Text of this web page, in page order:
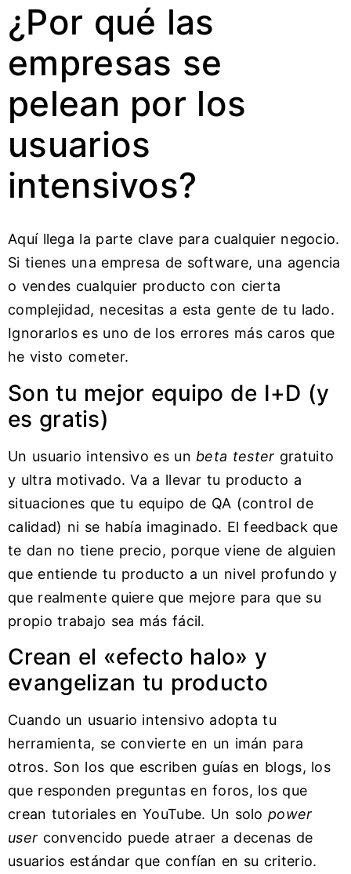
¿Por qué las
empresas se
pelean por los
usuarios
intensivos?
Aquí llega la parte clave para cualquier negocio.
Si tienes una empresa de software, una agencia
o vendes cualquier producto con cierta
complejidad, necesitas a esta gente de tu lado.
Ignorarlos es uno de los errores más caros que
he visto cometer.
Son tu mejor equipo de I+D (y
es gratis)
Un usuario intensivo es un beta tester gratuito
y ultra motivado. Va a llevar tu producto a
situaciones que tu equipo de QA (control de
calidad) ni se había imaginado. El feedback que
te dan no tiene precio, porque viene de alguien
que entiende tu producto a un nivel profundo y
que realmente quiere que mejore para que su
propio trabajo sea más fácil.
Crean el «efecto halo» y
evangelizan tu producto
Cuando un usuario intensivo adopta tu
herramienta, se convierte en un imán para
otros. Son los que escriben guías en blogs, los
que responden preguntas en foros, los que
crean tutoriales en YouTube. Un solopower
user convencido puede atraer a decenas de
usuarios estándar que confían en su criterio.